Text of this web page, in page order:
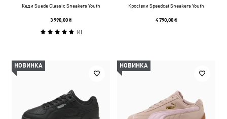
Кеди Suede Classic Sneakers Youth
3 990,00 ₴
(4)
Кросівки Speedcat Sneakers Youth
4 790,00 ₴
НОВИНКА НОВИНКА